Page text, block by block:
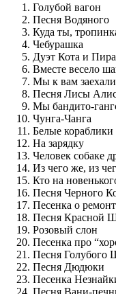
Голубой вагон
Песня Водяного
Куда ты,
Чебурашка
Дуэт Кота и
Вместе весело
Мы к вам
Песня Лисы
Мы бандито-
Чунга-Чанга
Белые кораблики
На зарядку
Человек собаке
Из чего же, из
Кто на
Песня Черного
Песенка о
Песня Красной
Розовый слон
Песенка про
Песня Голубого
Песня Дюдюки
Песенка
Песня Вани-